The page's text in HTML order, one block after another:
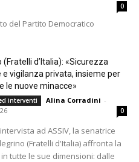
0
del Partito Democratico
(Fratelli d’Italia): «Sicurezza
e vigilanza privata, insieme per
le nuove minacce»
interventi Alina Corradini -
0
ad ASSIV, la senatrice
(Fratelli d'Italia) affronta la
tutte le sue dimensioni: dalle